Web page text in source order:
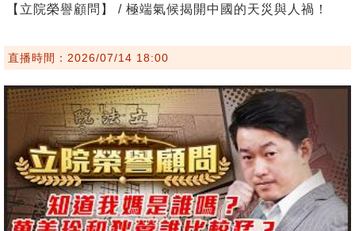
【立院榮譽顧問】 / 極端氣候揭開中國的天災與人禍！
直播時間：2026/07/14 18:00